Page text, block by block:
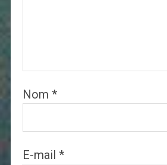
Nom *
E-mail *